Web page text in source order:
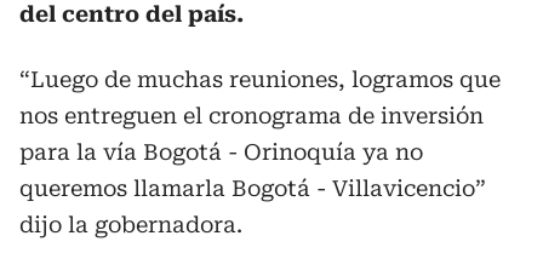
del centro del país.
“Luego de muchas reuniones, logramos que
nos entreguen el cronograma de inversión
para la vía Bogotá - Orinoquía ya no
queremos llamarla Bogotá - Villavicencio”
dijo la gobernadora.